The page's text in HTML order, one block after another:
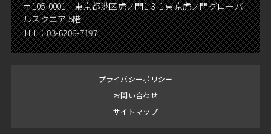
〒105-0001 東京都港区虎ノ門1-3-1 東京虎ノ門グローバ
ルスクエア 5階
TEL：03-6206-7197
プライバシーポリシー
お問い合わせ
サイトマップ